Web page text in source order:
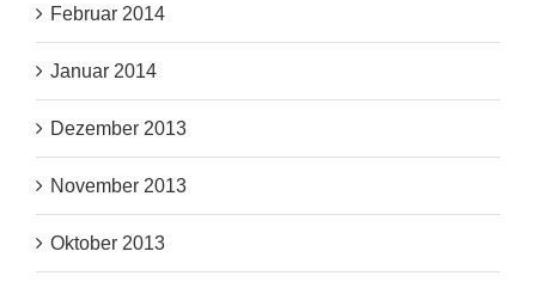
Februar 2014
Januar 2014
Dezember 2013
November 2013
Oktober 2013